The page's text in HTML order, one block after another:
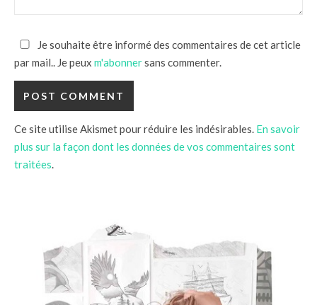
Je souhaite être informé des commentaires de cet article
par mail.. Je peux m'abonnersans commenter.
Ce site utilise Akismet pour réduire les indésirables. En savoir
plus sur la façon dont les données de vos commentaires sont
traitées.